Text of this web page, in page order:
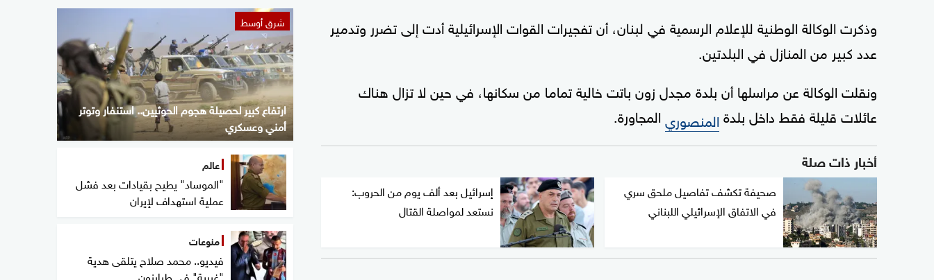
وذكرت الوكالة الوطنية للإعلام الرسمية في لبنان، أن تفجيرات القوات الإسرائيلية أدت إلى تضرر وتدمير
عدد كبير من المنازل في البلدتين.
ونقلت الوكالة عن مراسلها أن بلدة مجدل زون باتت خالية تماما من سكانها، في حين لا تزال هناك
عائلات قليلة فقط داخل بلدة المنصوري المجاورة.
أخبار ذات صلة
صحيفة تكشف تفاصيل ملحق سري
في الاتفاق الإسرائيلي اللبناني
إسرائيل بعد ألف يوم من الحروب:
نستعد لمواصلة القتال
شرق أوسط
ارتفاع كبير لحصيلة هجوم الحوثيين.. استنفار وتوتر
أمني وعسكري
عالم
"الموساد" يطيح بقيادات بعد فشل
عملية استهداف لإيران
منوعات
فيديو.. محمد صلاح يتلقى هدية
"غريبة" في طرابزون